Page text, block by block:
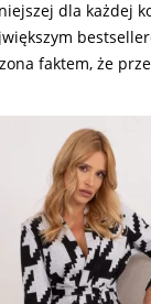
dla każdej
faktem, że